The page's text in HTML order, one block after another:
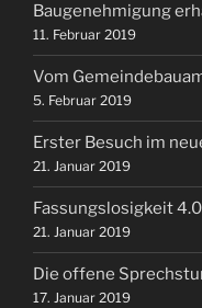
Baugenehmigung
11. Februar 2019
Vom
5. Februar 2019
Erster Besuch im
21. Januar 2019
Fassungslosigkeit 4.0
21. Januar 2019
Die offene
17. Januar 2019